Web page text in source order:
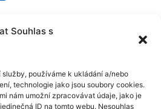
Souhlas s
používáme k ukládání a/nebo
technologie jako jsou soubory cookies.
nám umožní zpracovávat údaje, jako je
ID na tomto webu. Nesouhlas
Kontakt